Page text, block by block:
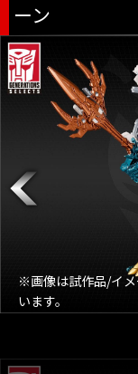
ーン
※画像は試作品/イ
います。